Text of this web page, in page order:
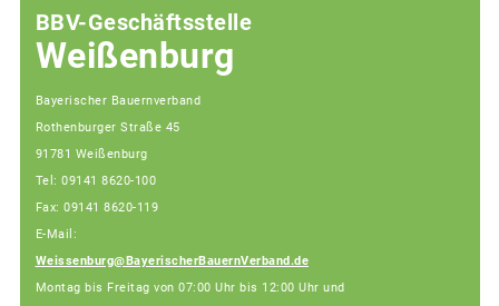
BBV-Geschäftsstelle
Weißenburg
Bayerischer Bauernverband
Rothenburger Straße 45
91781 Weißenburg
Tel: 09141 8620-100
Fax: 09141 8620-119
E-Mail:
Weissenburg@BayerischerBauernVerband.de
Montag bis Freitag von 07:00 Uhr bis 12:00 Uhr und